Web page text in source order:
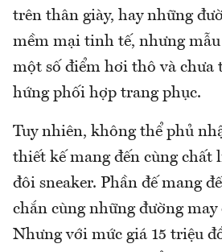
trên thân giày, hay những
mềm mại tinh tế, nhưng
một số điểm hơi thô và chưa
hứng phối hợp trang phục.
Tuy nhiên, không thể phủ
thiết kế mang đến cùng chất
đôi sneaker. Phần đế mang
chắn cùng những đường may
Nhưng với mức giá 15 triệu